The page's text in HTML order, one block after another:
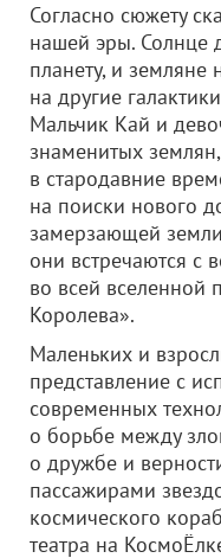
Согласно сюжету
нашей эры. Солнце
планету, и земляне
на другие
Мальчик Кай и
знаменитых
в стародавние
на поиски нового
замерзающей
они встречаются с
во всей
Королева».
Маленьких и
представление с
современных
о борьбе между
о дружбе и
пассажирами
космического
театра на